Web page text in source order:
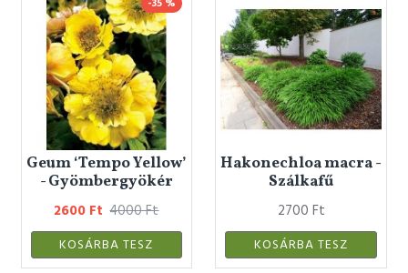
-35 %
Geum ‘Tempo Yellow’
- Gyömbergyökér
2600 Ft 4000 Ft
KOSÁRBA TESZ
Hakonechloa macra -
Szálkafű
2700 Ft
KOSÁRBA TESZ